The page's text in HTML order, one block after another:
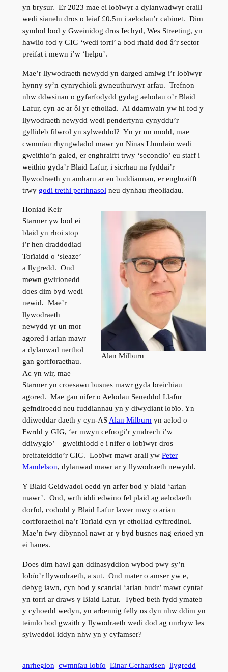
yn brysur. Er 2023 mae ei lobïwyr a dylanwadwyr eraill
wedi sianelu dros o leiaf £0.5m i aelodau’r cabinet. Dim
syndod bod y Gweinidog dros Iechyd, Wes Streeting, yn
hawlio fod y GIG ‘wedi torri’ a bod rhaid dod â’r sector
preifat i mewn i’w ‘helpu’.
Mae’r llywodraeth newydd yn darged amlwg i’r lobïwyr
hynny sy’n cynrychioli gwneuthurwyr arfau. Trefnon
nhw ddwsinau o gyfarfodydd gydag aelodau o’r Blaid
Lafur, cyn ac ar ôl yr etholiad. Ai ddamwain yw hi fod y
llywodraeth newydd wedi penderfynu cynyddu’r
gyllideb filwrol yn sylweddol? Yn yr un modd, mae
cwmnïau rhyngwladol mawr yn Ninas Llundain wedi
gweithio’n galed, er enghraifft trwy ‘secondio’ eu staff i
weithio gyda’r Blaid Lafur, i sicrhau na fyddai’r
llywodraeth yn amharu ar eu buddiannau, er enghraifft
trwy godi trethi perthnasol neu dynhau rheoliadau.
Alan Milburn
Honiad Keir
Starmer yw bod ei
blaid yn rhoi stop
i’r hen draddodiad
Torïaidd o ‘sleaze’
a llygredd. Ond
mewn gwirionedd
does dim byd wedi
newid. Mae’r
llywodraeth
newydd yr un mor
agored i arian mawr
a dylanwad nerthol
gan gorfforaethau.
Ac yn wir, mae
Starmer yn croesawu busnes mawr gyda breichiau
agored. Mae gan nifer o Aelodau Seneddol Llafur
gefndiroedd neu fuddiannau yn y diwydiant lobïo. Yn
ddiweddar daeth y cyn-ASAlan Milburnyn aelod o
Fwrdd y GIG, ‘er mwyn cefnogi’r ymdrech i’w
ddiwygio’ – gweithiodd e i nifer o lobïwyr dros
breifateiddio’r GIG. Lobïwr mawr arall yw Peter
Mandelson, dylanwad mawr ar y llywodraeth newydd.
Y Blaid Geidwadol oedd yn arfer bod y blaid ‘arian
mawr’. Ond, wrth iddi edwino fel plaid ag aelodaeth
dorfol, cododd y Blaid Lafur lawer mwy o arian
corfforaethol na’r Torïaid cyn yr etholiad cyffredinol.
Mae’n fwy dibynnol nawr ar y byd busnes nag erioed yn
ei hanes.
Does dim hawl gan ddinasyddion wybod pwy sy’n
lobïo’r llywodraeth, a sut. Ond mater o amser yw e,
debyg iawn, cyn bod y scandal ‘arian budr’ mawr cyntaf
yn torri ar draws y Blaid Lafur. Tybed beth fydd ymateb
y cyhoedd wedyn, yn arbennig felly os dyn nhw ddim yn
teimlo bod gwaith y llywodraeth wedi dod ag unrhyw les
sylweddol iddyn nhw yn y cyfamser?
anrhegion cwmnïau lobïo Einar Gerhardsen llygredd